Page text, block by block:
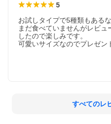
5
お試しタイプで5種類もある
まだ食べていませんがレビュ
したので楽しみです。
可愛いサイズなのでプレゼン
すべてのレ